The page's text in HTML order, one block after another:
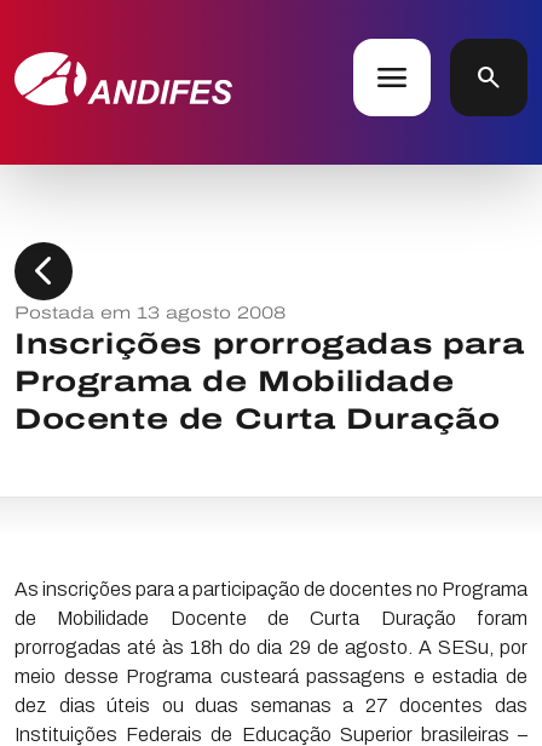
menu search
chevron_left
Postada em 13 agosto 2008
Inscrições prorrogadas para
Programa de Mobilidade
Docente de Curta Duração
As inscrições para a participação de docentes no Programa
de Mobilidade Docente de Curta Duração foram
prorrogadas até às 18h do dia 29 de agosto. A SESu, por
meio desse Programa custeará passagens e estadia de
dez dias úteis ou duas semanas a 27 docentes das
Instituições Federais de Educação Superior brasileiras –